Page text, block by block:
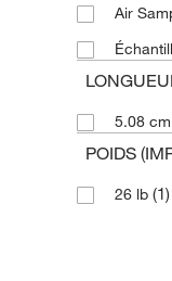
Air
5.08 cm
POIDS
26 lb (1)